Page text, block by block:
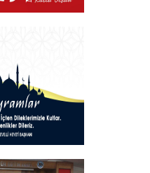
19 MAYIS